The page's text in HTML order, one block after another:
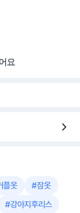
요
플옷 #잠옷
#강아지후리스